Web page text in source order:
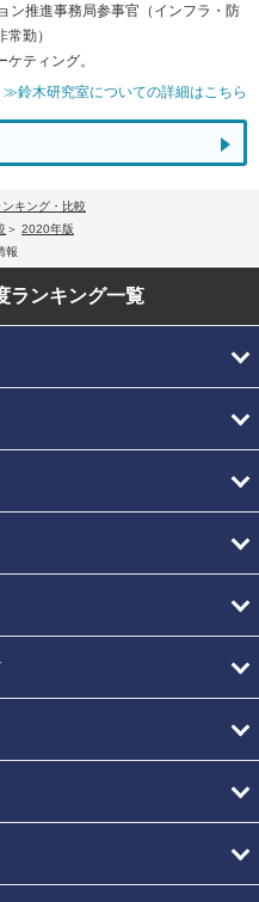
ン推進事務局参事官（インフラ・防
勤）
ティング。
≫鈴木研究室についての詳細はこちら
キング・比較
2020年版
報
ランキング一覧